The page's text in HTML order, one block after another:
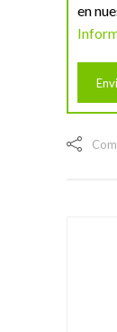
en